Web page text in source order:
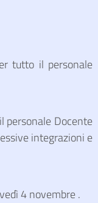
tutto il personale
personale Docente
integrazioni e
4 novembre .